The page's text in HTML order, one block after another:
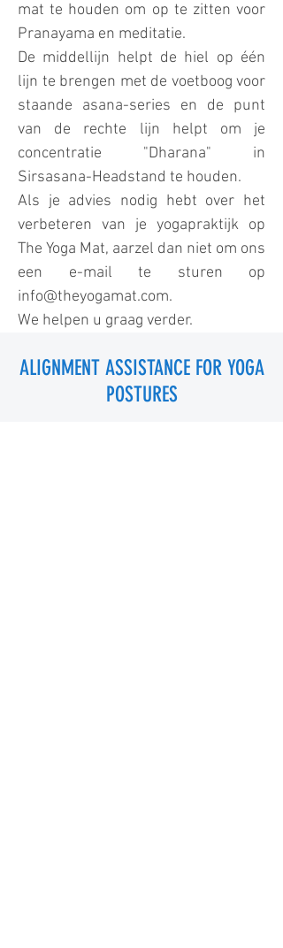
ALIGNMENT ASSISTANCE FOR YOGA
POSTURES
mat te houden om op te zitten voor
Pranayama en meditatie.
De middellijn helpt de hiel op één
lijn te brengen met de voetboog voor
staande asana-series en de punt
van de rechte lijn helpt om je
concentratie "Dharana" in
Sirsasana-Headstand te houden.
Als je advies nodig hebt over het
verbeteren van je yogapraktijk op
The Yoga Mat, aarzel dan niet om ons
een e-mail te sturen op
info@theyogamat.com.
We helpen u graag verder.